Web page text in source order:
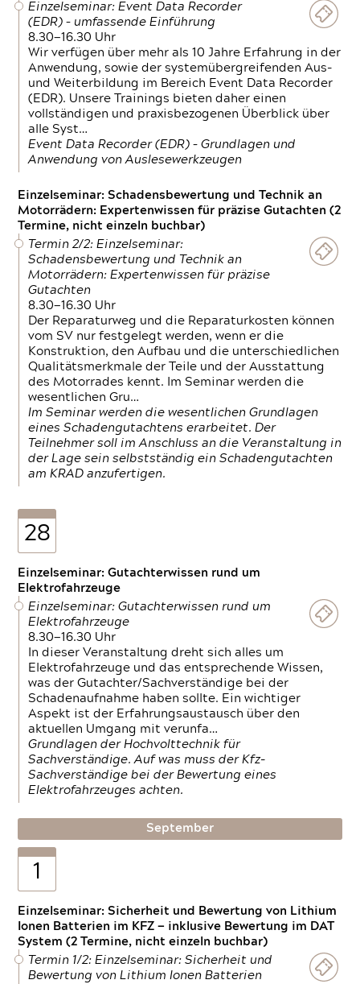
Einzelseminar: Event Data Recorder
(EDR) – umfassende Einführung
8.30—16.30 Uhr
Wir verfügen über mehr als 10 Jahre Erfahrung in der
Anwendung, sowie der systemübergreifenden Aus-
und Weiterbildung im Bereich Event Data Recorder
(EDR). Unsere Trainings bieten daher einen
vollständigen und praxisbezogenen Überblick über
alle Syst…
Event Data Recorder (EDR) – Grundlagen und
Anwendung von Auslesewerkzeugen
Einzelseminar: Schadensbewertung und Technik an
Motorrädern: Expertenwissen für präzise Gutachten (2
Termine, nicht einzeln buchbar)
Termin 2/2: Einzelseminar:
Schadensbewertung und Technik an
Motorrädern: Expertenwissen für präzise
Gutachten
8.30—16.30 Uhr
Der Reparaturweg und die Reparaturkosten können
vom SV nur festgelegt werden, wenn er die
Konstruktion, den Aufbau und die unterschiedlichen
Qualitätsmerkmale der Teile und der Ausstattung
des Motorrades kennt. Im Seminar werden die
wesentlichen Gru…
Im Seminar werden die wesentlichen Grundlagen
eines Schadengutachtens erarbeitet. Der
Teilnehmer soll im Anschluss an die Veranstaltung in
der Lage sein selbstständig ein Schadengutachten
am KRAD anzufertigen.
28
Einzelseminar: Gutachterwissen rund um
Elektrofahrzeuge
Einzelseminar: Gutachterwissen rund um
Elektrofahrzeuge
8.30—16.30 Uhr
In dieser Veranstaltung dreht sich alles um
Elektrofahrzeuge und das entsprechende Wissen,
was der Gutachter/Sachverständige bei der
Schadenaufnahme haben sollte. Ein wichtiger
Aspekt ist der Erfahrungsaustausch über den
aktuellen Umgang mit verunfa…
Grundlagen der Hochvolttechnik für
Sachverständige. Auf was muss der Kfz-
Sachverständige bei der Bewertung eines
Elektrofahrzeuges achten.
September
1
Einzelseminar: Sicherheit und Bewertung von Lithium
Ionen Batterien im KFZ — inklusive Bewertung im DAT
System (2 Termine, nicht einzeln buchbar)
Termin 1/2: Einzelseminar: Sicherheit und
Bewertung von Lithium Ionen Batterien